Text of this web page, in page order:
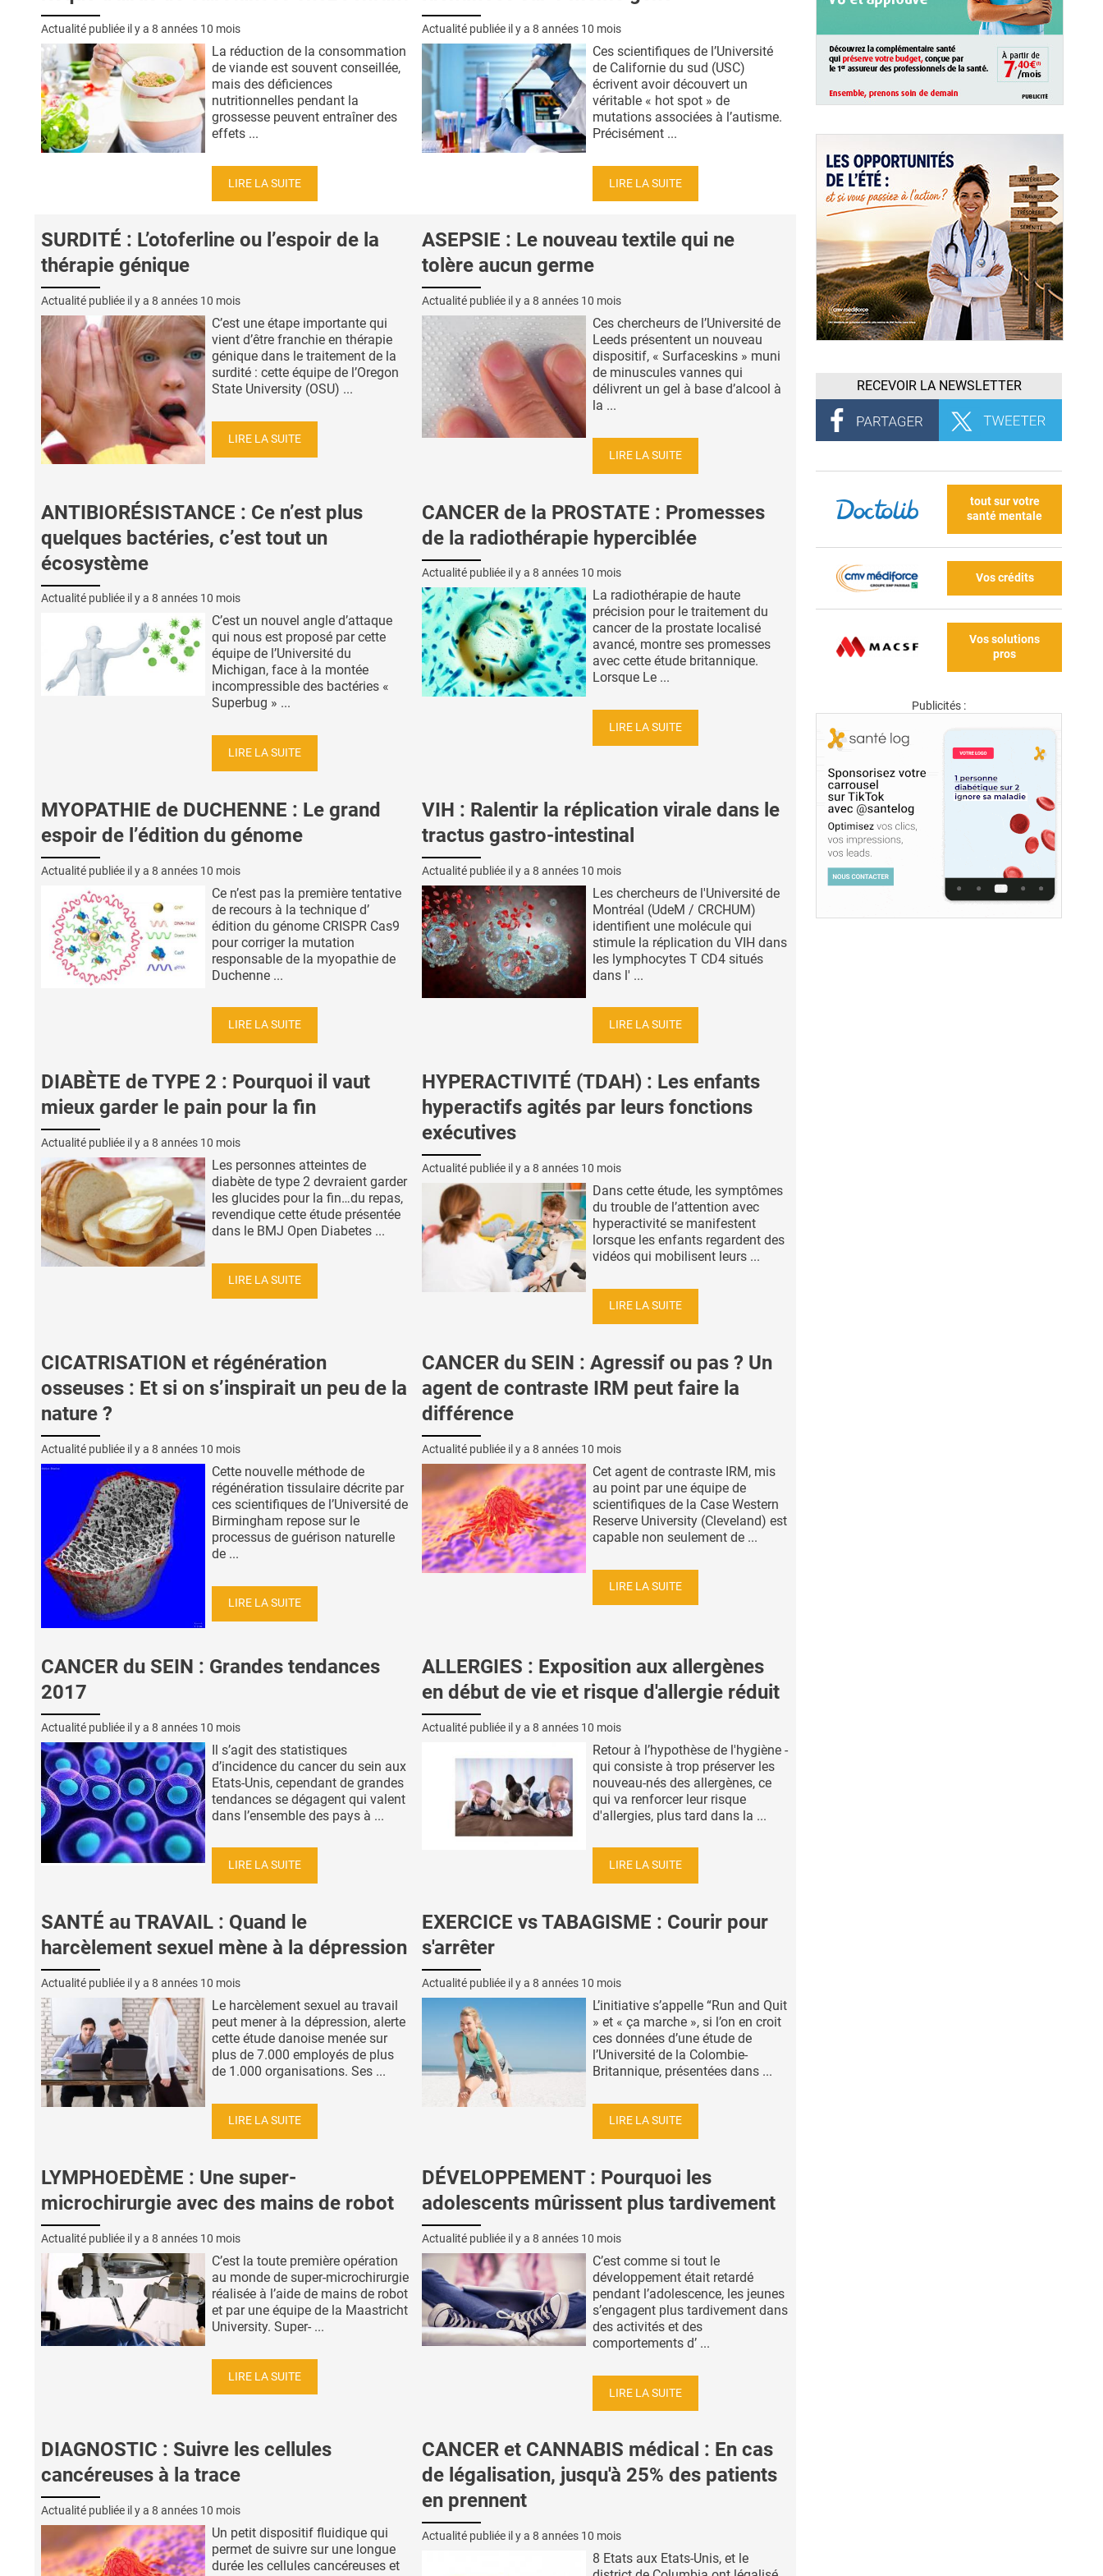
Actualité publiée il y a 8 années 10 mois
La réduction de la consommation
de viande est souvent conseillée,
mais des déficiences
nutritionnelles pendant la
grossesse peuvent entraîner des
effets ...
LIRE LA SUITE
Actualité publiée il y a 8 années 10 mois
Ces scientifiques de l’Université
de Californie du sud (USC)
écrivent avoir découvert un
véritable « hot spot » de
mutations associées à l’autisme.
Précisément ...
LIRE LA SUITE
SURDITÉ : L’otoferline ou l’espoir de la
thérapie génique
Actualité publiée il y a 8 années 10 mois
C’est une étape importante qui
vient d’être franchie en thérapie
génique dans le traitement de la
surdité : cette équipe de l’Oregon
State University (OSU) ...
LIRE LA SUITE
ASEPSIE : Le nouveau textile qui ne
tolère aucun germe
Actualité publiée il y a 8 années 10 mois
Ces chercheurs de l’Université de
Leeds présentent un nouveau
dispositif, « Surfaceskins » muni
de minuscules vannes qui
délivrent un gel à base d’alcool à
la ...
LIRE LA SUITE
ANTIBIORÉSISTANCE : Ce n’est plus
quelques bactéries, c’est tout un
écosystème
Actualité publiée il y a 8 années 10 mois
C’est un nouvel angle d’attaque
qui nous est proposé par cette
équipe de l’Université du
Michigan, face à la montée
incompressible des bactéries «
Superbug » ...
LIRE LA SUITE
CANCER de la PROSTATE : Promesses
de la radiothérapie hyperciblée
Actualité publiée il y a 8 années 10 mois
La radiothérapie de haute
précision pour le traitement du
cancer de la prostate localisé
avancé, montre ses promesses
avec cette étude britannique.
Lorsque Le ...
LIRE LA SUITE
MYOPATHIE de DUCHENNE : Le grand
espoir de l’édition du génome
Actualité publiée il y a 8 années 10 mois
Ce n’est pas la première tentative
de recours à la technique d’
édition du génome CRISPR Cas9
pour corriger la mutation
responsable de la myopathie de
Duchenne ...
LIRE LA SUITE
VIH : Ralentir la réplication virale dans le
tractus gastro-intestinal
Actualité publiée il y a 8 années 10 mois
Les chercheurs de l'Université de
Montréal (UdeM / CRCHUM)
identifient une molécule qui
stimule la réplication du VIH dans
les lymphocytes T CD4 situés
dans l' ...
LIRE LA SUITE
DIABÈTE de TYPE 2 : Pourquoi il vaut
mieux garder le pain pour la fin
Actualité publiée il y a 8 années 10 mois
Les personnes atteintes de
diabète de type 2 devraient garder
les glucides pour la fin…du repas,
revendique cette étude présentée
dans le BMJ Open Diabetes ...
LIRE LA SUITE
HYPERACTIVITÉ (TDAH) : Les enfants
hyperactifs agités par leurs fonctions
exécutives
Actualité publiée il y a 8 années 10 mois
Dans cette étude, les symptômes
du trouble de l’attention avec
hyperactivité se manifestent
lorsque les enfants regardent des
vidéos qui mobilisent leurs ...
LIRE LA SUITE
CICATRISATION et régénération
osseuses : Et si on s’inspirait un peu de la
nature ?
Actualité publiée il y a 8 années 10 mois
Cette nouvelle méthode de
régénération tissulaire décrite par
ces scientifiques de l’Université de
Birmingham repose sur le
processus de guérison naturelle
de ...
LIRE LA SUITE
CANCER du SEIN : Agressif ou pas ? Un
agent de contraste IRM peut faire la
différence
Actualité publiée il y a 8 années 10 mois
Cet agent de contraste IRM, mis
au point par une équipe de
scientifiques de la Case Western
Reserve University (Cleveland) est
capable non seulement de ...
LIRE LA SUITE
CANCER du SEIN : Grandes tendances
2017
Actualité publiée il y a 8 années 10 mois
Il s’agit des statistiques
d’incidence du cancer du sein aux
Etats-Unis, cependant de grandes
tendances se dégagent qui valent
dans l’ensemble des pays à ...
LIRE LA SUITE
ALLERGIES : Exposition aux allergènes
en début de vie et risque d'allergie réduit
Actualité publiée il y a 8 années 10 mois
Retour à l’hypothèse de l'hygiène -
qui consiste à trop préserver les
nouveau-nés des allergènes, ce
qui va renforcer leur risque
d'allergies, plus tard dans la ...
LIRE LA SUITE
SANTÉ au TRAVAIL : Quand le
harcèlement sexuel mène à la dépression
Actualité publiée il y a 8 années 10 mois
Le harcèlement sexuel au travail
peut mener à la dépression, alerte
cette étude danoise menée sur
plus de 7.000 employés de plus
de 1.000 organisations. Ses ...
LIRE LA SUITE
EXERCICE vs TABAGISME : Courir pour
s'arrêter
Actualité publiée il y a 8 années 10 mois
L’initiative s’appelle “Run and Quit
» et « ça marche », si l’on en croit
ces données d’une étude de
l’Université de la Colombie-
Britannique, présentées dans ...
LIRE LA SUITE
LYMPHOEDÈME : Une super-
microchirurgie avec des mains de robot
Actualité publiée il y a 8 années 10 mois
C’est la toute première opération
au monde de super-microchirurgie
réalisée à l’aide de mains de robot
et par une équipe de la Maastricht
University. Super- ...
LIRE LA SUITE
DÉVELOPPEMENT : Pourquoi les
adolescents mûrissent plus tardivement
Actualité publiée il y a 8 années 10 mois
C’est comme si tout le
développement était retardé
pendant l’adolescence, les jeunes
s’engagent plus tardivement dans
des activités et des
comportements d’ ...
LIRE LA SUITE
DIAGNOSTIC : Suivre les cellules
cancéreuses à la trace
Actualité publiée il y a 8 années 10 mois
Un petit dispositif fluidique qui
permet de suivre sur une longue
durée les cellules cancéreuses et
CANCER et CANNABIS médical : En cas
de légalisation, jusqu'à 25% des patients
en prennent
Actualité publiée il y a 8 années 10 mois
8 Etats aux Etats-Unis, et le
RECEVOIR LA NEWSLETTER
tout sur votre
santé mentale
Vos crédits
Vos solutions
pros
Publicités :